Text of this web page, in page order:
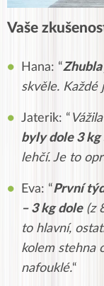
Vaše
Hana: “Zhubla
skvěle. Každé
Jaterik: “
byly dole 3 kg
lehčí. Je to
Eva: “První
– 3 kg dole(z
to hlavní,
kolem stehna
nafouklé.“